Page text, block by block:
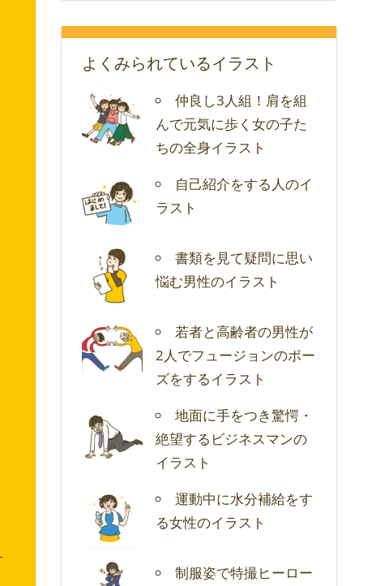
よくみられているイラスト
仲良し3人組！肩を組
んで元気に歩く女の子た
ちの全身イラスト
自己紹介をする人のイ
ラスト
書類を見て疑問に思い
悩む男性のイラスト
若者と高齢者の男性が
2人でフュージョンのポー
ズをするイラスト
地面に手をつき驚愕・
絶望するビジネスマンの
イラスト
運動中に水分補給をす
る女性のイラスト
制服姿で特撮ヒーロー